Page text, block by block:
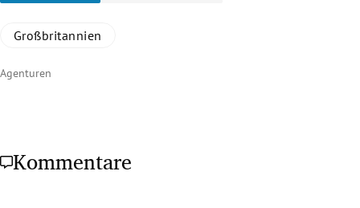
Großbritannien
Agenturen
Kommentare